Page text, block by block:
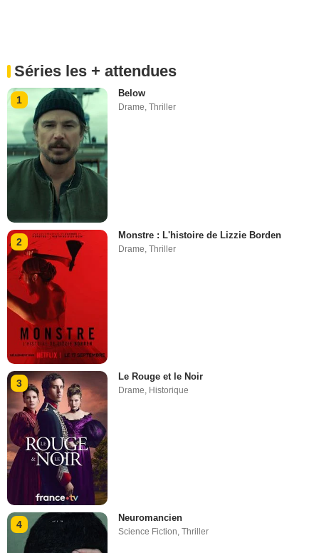
Séries les + attendues
1
Below
Drame,Thriller
2
Monstre : L'histoire de Lizzie Borden
Drame ,Thriller
3
Le Rouge et le Noir
Drame, Historique
4
Neuromancien
Science Fiction,Thriller